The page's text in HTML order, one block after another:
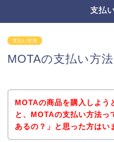
支払
支払い方法
MOTAの支払い方
MOTAの商品を購入しよう
と、MOTAの支払い方法っ
あるの？」と思った方はい